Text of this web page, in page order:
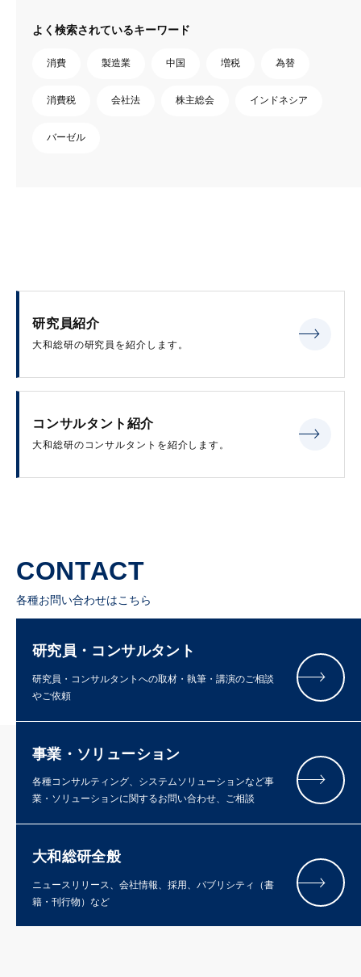
よく検索されているキーワード
消費 製造業 中国 増税 為替
消費税 会社法 株主総会 インドネシア
バーゼル
研究員紹介
大和総研の研究員を紹介します。
コンサルタント紹介
大和総研のコンサルタントを紹介します。
CONTACT
各種お問い合わせはこちら
研究員・コンサルタント
研究員・コンサルタントへの取材・執筆・講演のご相談
やご依頼
事業・ソリューション
各種コンサルティング、システムソリューションなど事
業・ソリューションに関するお問い合わせ、ご相談
大和総研全般
ニュースリリース、会社情報、採用、パブリシティ（書
籍・刊行物）など